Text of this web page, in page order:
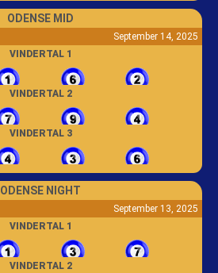
ODENSE MID
September 14, 2025
VINDERTAL 1
VINDERTAL 2
VINDERTAL 3
ODENSE NIGHT
September 13, 2025
VINDERTAL 1
VINDERTAL 2